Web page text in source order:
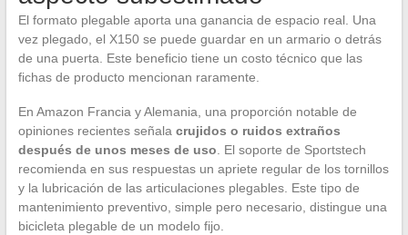
El formato plegable aporta una ganancia de espacio real. Una
vez plegado, el X150 se puede guardar en un armario o detrás
de una puerta. Este beneficio tiene un costo técnico que las
fichas de producto mencionan raramente.
En Amazon Francia y Alemania, una proporción notable de
opiniones recientes señala crujidos o ruidos extraños
después de unos meses de uso . El soporte de Sportstech
recomienda en sus respuestas un apriete regular de los tornillos
y la lubricación de las articulaciones plegables. Este tipo de
mantenimiento preventivo, simple pero necesario, distingue una
bicicleta plegable de un modelo fijo.